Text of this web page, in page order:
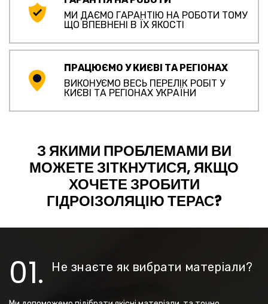
МИ ДАЄМО ГАРАНТІЮ НА РОБОТИ ТОМУ
ЩО ВПЕВНЕНІ В ЇХ ЯКОСТІ
ПРАЦЮЄМО У КИЄВІ ТА РЕГІОНАХ
ВИКОНУЄМО ВЕСЬ ПЕРЕЛІК РОБІТ У
КИЄВІ ТА РЕГІОНАХ УКРАЇНИ
З ЯКИМИ ПРОБЛЕМАМИ ВИ
МОЖЕТЕ ЗІТКНУТИСЯ, ЯКЩО
ХОЧЕТЕ ЗРОБИТИ
ГІДРОІЗОЛЯЦІЮ ТЕРАС?
Не знаєте як вибрати матеріали?